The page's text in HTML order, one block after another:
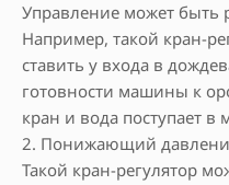
Управление может быть
Например, такой кран-
ставить у входа в
готовности машины к
кран и вода поступает в
2. Понижающий
Такой кран-регулятор